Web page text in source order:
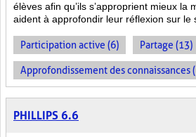
élèves afin qu’ils s’approprient mieux la
aident à approfondir leur réflexion sur le
Participation active (6) Partage (13)
Approfondissement des connaissances
PHILLIPS 6.6